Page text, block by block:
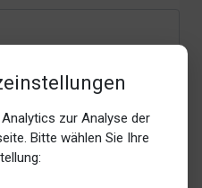
zur Analyse der
Bitte wählen Sie Ihre
und Nutzung meiner